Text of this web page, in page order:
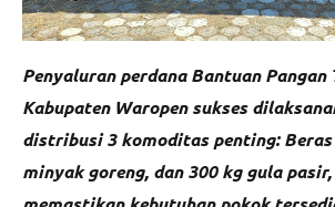
Penyaluran perdana Bantuan Pangan
Kabupaten Waropen sukses
distribusi 3 komoditas penting: Beras
minyak goreng, dan 300 kg gula